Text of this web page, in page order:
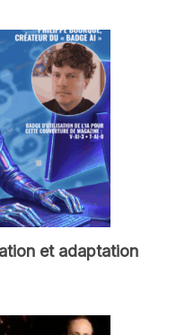
et adaptation